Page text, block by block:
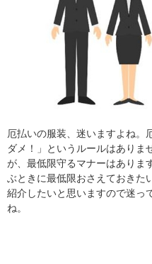
食材辞典
おすすめ
厄払いの服装、迷いますよね。
ダメ！」というルールはありま
が、最低限守るマナーはありま
ぶときに最低限おさえておきた
紹介したいと思いますので迷っ
ね。